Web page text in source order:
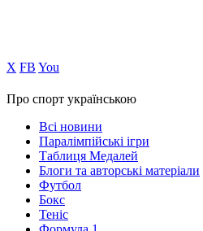
Х FB You
Про спорт українською
Всі новини
Паралімпійські ігри
Таблиця Медалей
Блоги та авторські матеріали
Футбол
Бокс
Теніс